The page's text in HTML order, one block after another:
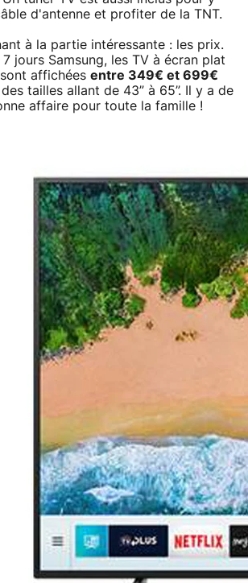
d'antenne et profiter de la TNT.
à la partie intéressante : les prix.
jours Samsung, les TV à écran plat
affichées entre 349€ et 699€
tailles allant de 43” à 65”. Il y a de
affaire pour toute la famille !